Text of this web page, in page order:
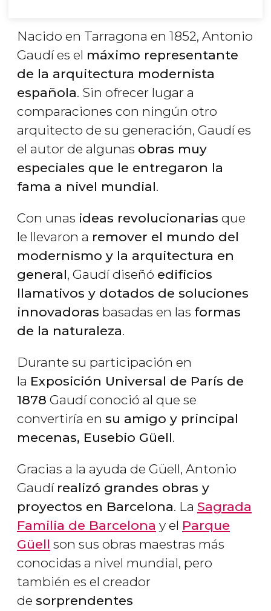
Nacido en Tarragona en 1852, Antonio
Gaudí es el máximo representante
de la arquitectura modernista
española. Sin ofrecer lugar a
comparaciones con ningún otro
arquitecto de su generación, Gaudí es
el autor de algunas obras muy
especiales que le entregaron la
fama a nivel mundial.
Con unas ideas revolucionarias que
le llevaron a remover el mundo del
modernismo y la arquitectura en
general, Gaudí diseñó edificios
llamativos y dotados de soluciones
innovadoras basadas en las formas
de la naturaleza.
Durante su participación en
la Exposición Universal de París de
1878 Gaudí conoció al que se
convertiría en su amigo y principal
mecenas, Eusebio Güell.
Gracias a la ayuda de Güell, Antonio
Gaudí realizó grandes obras y
proyectos en Barcelona. La Sagrada
Familia de Barcelona y el Parque
Güell son sus obras maestras más
conocidas a nivel mundial, pero
también es el creador
de sorprendentes